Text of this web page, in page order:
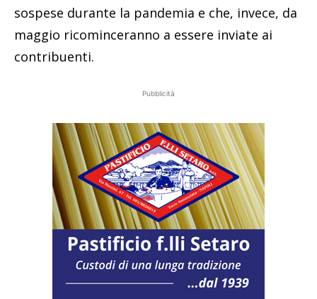
sospese durante la pandemia e che, invece, da
maggio ricominceranno a essere inviate ai
contribuenti.
Pubblicità